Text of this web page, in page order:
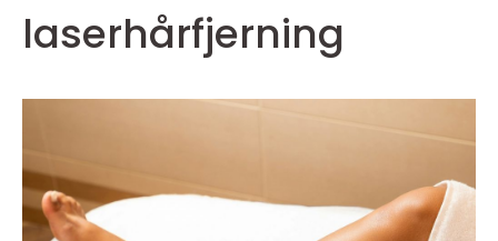
laserhårfjerning